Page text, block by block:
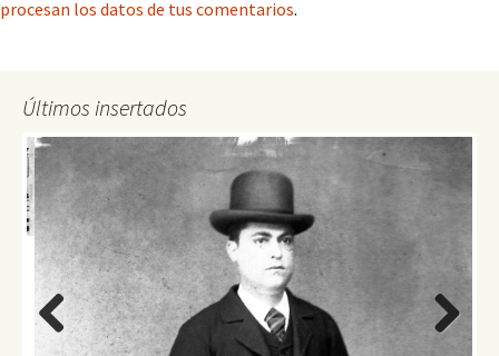
procesan los datos de tus comentarios.
Últimos insertados
Previo